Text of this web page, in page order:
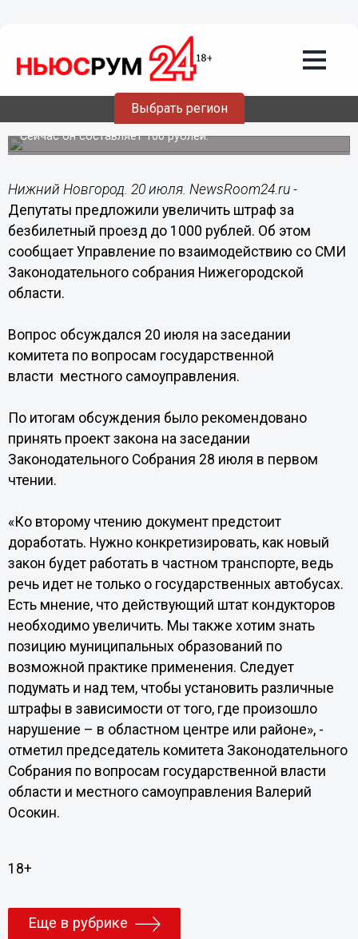
Выбрать регион
Депутаты предложили увеличить
штраф за безбилетный проезд до 1000
Сейчас он составляет 100 рублей.
Нижний Новгород. 20 июля. NewsRoom24.ru -
Депутаты предложили увеличить штраф за
безбилетный проезд до 1000 рублей. Об этом
сообщает Управление по взаимодействию со СМИ
Законодательного собрания Нижегородской
области.
Вопрос обсуждался 20 июля на заседании
комитета по вопросам государственной
власти местного самоуправления.
По итогам обсуждения было рекомендовано
принять проект закона на заседании
Законодательного Собрания 28 июля в первом
чтении.
«Ко второму чтению документ предстоит
доработать. Нужно конкретизировать, как новый
закон будет работать в частном транспорте, ведь
речь идет не только о государственных автобусах.
Есть мнение, что действующий штат кондукторов
необходимо увеличить. Мы также хотим знать
позицию муниципальных образований по
возможной практике применения. Следует
подумать и над тем, чтобы установить различные
штрафы в зависимости от того, где произошло
нарушение – в областном центре или районе», -
отметил председатель комитета Законодательного
Собрания по вопросам государственной власти
области и местного самоуправления Валерий
Осокин.
18+
Еще в рубрике